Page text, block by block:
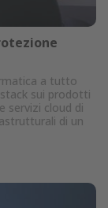
a tutto
sui prodotti
servizi cloud di
di un